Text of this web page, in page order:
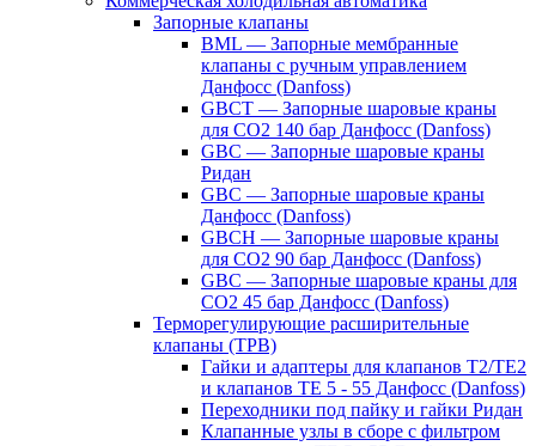
Запорные клапаны
BML — Запорные мембранные
клапаны с ручным управлением
Данфосс (Danfoss)
GBCT — Запорные шаровые краны
для CO2 140 бар Данфосс (Danfoss)
GBC — Запорные шаровые краны
Ридан
GBC — Запорные шаровые краны
Данфосс (Danfoss)
GBCH — Запорные шаровые краны
для CO2 90 бар Данфосс (Danfoss)
GBC — Запорные шаровые краны для
CO2 45 бар Данфосс (Danfoss)
Терморегулирующие расширительные
клапаны (ТРВ)
Гайки и адаптеры для клапанов T2/TE2
и клапанов TE 5 - 55 Данфосс (Danfoss)
Переходники под пайку и гайки Ридан
Клапанные узлы в сборе с фильтром